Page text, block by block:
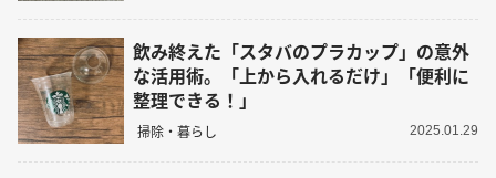
飲み終えた「スタバのプラカップ」の意外
な活用術。「上から入れるだけ」「便利に
整理できる！」
掃除・暮らし 2025.01.29